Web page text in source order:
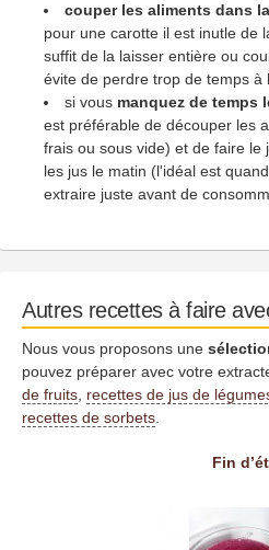
couper les aliments dans
pour une carotte il est inutle de
suffit de la laisser entière ou
évite de perdre trop de temps à
si vous manquez de temps
est préférable de découper les
frais ou sous vide) et de faire le
les jus le matin (l'idéal est
extraire juste avant de
Autres recettes à faire
Nous vous proposons une
pouvez préparer avec votre
de fruits recettes de jus de
recettes de sorbets
Fin